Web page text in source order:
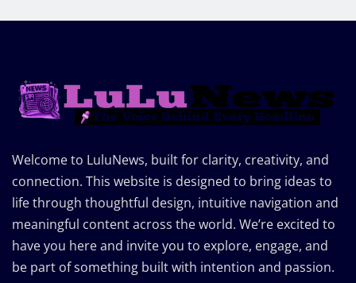
Welcome to LuluNews, built for clarity, creativity, and
connection. This website is designed to bring ideas to
life through thoughtful design, intuitive navigation and
meaningful content across the world. We’re excited to
have you here and invite you to explore, engage, and
be part of something built with intention and passion.